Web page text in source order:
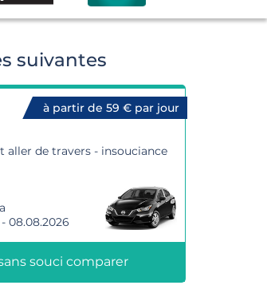
suivantes
à partir de 59 € par jour
aller de travers - insouciance
08.08.2026
souci comparer